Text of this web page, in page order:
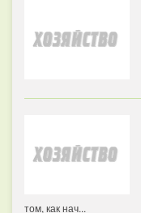
том, как нач...